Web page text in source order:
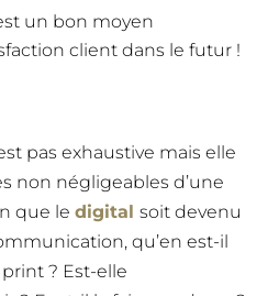
un bon moyen
client dans le futur !
pas exhaustive mais elle
non négligeables d’une
que ledigitalsoit devenu
qu’en est-il
? Est-elle